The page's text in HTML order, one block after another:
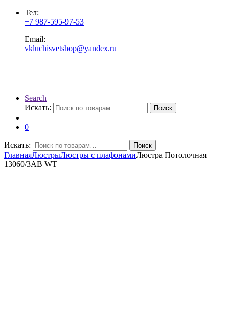
Тел:
+7 987-595-97-53
Email:
vkluchisvetshop@yandex.ru
Search
Искать:
Поиск
0
Искать: Поиск
ГлавнаяЛюстрыЛюстры с плафонамиЛюстра Потолочная
13060/3AB WT